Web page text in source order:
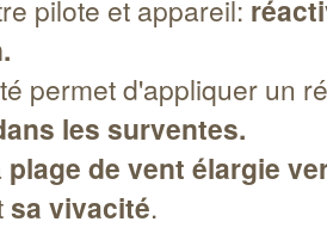
pilote et appareil:
permet d'appliquer un
les surventes.
plage de vent élargie
sa vivacité.